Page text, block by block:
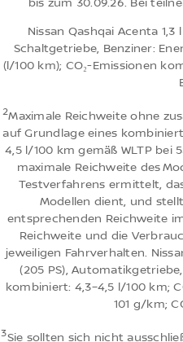
bis zum 30.09.26. Bei
Nissan Qashqai Acenta 1,3
Schaltgetriebe, Benziner:
(l/100 km); CO₂-Emissionen
2Maximale Reichweite ohne
auf Grundlage eines
4,5 l/100 km gemäß WLTP bei
maximale Reichweite des
Testverfahrens ermittelt,
Modellen dient, und
entsprechenden Reichweite
Reichweite und die
jeweiligen Fahrverhalten.
(205 PS),
kombiniert: 4,3–4,5 l/100 km;
101 g/km;
3Sie sollten sich nicht